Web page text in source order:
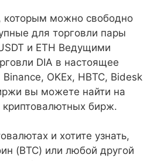
которым можно свободно
для торговли пары
и ETH Ведущими
DIA в настоящее
OKEx, HBTC, Bidesk
вы можете найти на
бирж.
и хотите узнать,
(BTC) или любой другой